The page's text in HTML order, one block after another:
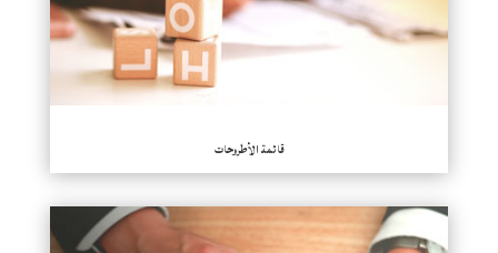
قائمة الأطروحات